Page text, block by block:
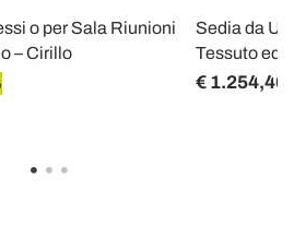
o per Sala Riunioni
– Cirillo
Sedia da
Tessuto ed
€ 1.254,40